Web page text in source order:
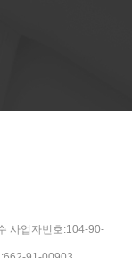
사업자번호:104-90-